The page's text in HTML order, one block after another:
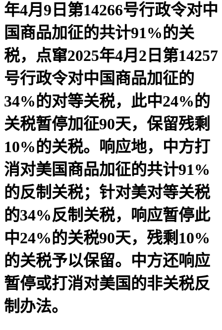
年4月9日第14266号行政令对中
国商品加征的共计91%的关
税，点窜2025年4月2日第14257
号行政令对中国商品加征的
34%的对等关税，此中24%的
关税暂停加征90天，保留残剩
10%的关税。响应地，中方打
消对美国商品加征的共计91%
的反制关税；针对美对等关税
的34%反制关税，响应暂停此
中24%的关税90天，残剩10%
的关税予以保留。中方还响应
暂停或打消对美国的非关税反
制办法。